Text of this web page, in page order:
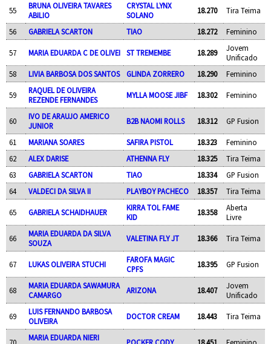
55
BRUNA OLIVEIRA TAVARES
ABILIO
CRYSTAL LYNX
SOLANO
18.270 Tira Teima
56 GABRIELA SCARTON TIAO 18.272 Feminino
57 MARIA EDUARDA C DE OLIVEI ST TREMEMBE 18.289
Jovem
Unificado
58
LIVIA BARBOSA DOS SANTOS GLINDA ZORRERO 18.290 Feminino
59
RAQUEL DE OLIVEIRA
REZENDE FERNANDES
MYLLA MOOSE JIBF 18.302 Feminino
60
IVO DE ARAUJO AMERICO
JUNIOR
B2B NAOMI ROLLS 18.312 GP Fusion
61 MARIANA SOARES SAFIRA PISTOL 18.323
Feminino
62
ALEX DARISE ATHENNA FLY 18.325
Tira Teima
63
GABRIELA SCARTON TIAO 18.334
GP Fusion
64
VALDECI DA SILVA II PLAYBOY PACHECO 18.357 Tira Teima
65 GABRIELA SCHAIDHAUER
KIRRA TOL FAME
KID
18.358
Aberta
Livre
66
MARIA EDUARDA DA SILVA
SOUZA
VALETINA FLY JT 18.366 Tira Teima
67 LUKAS OLIVEIRA STUCHI
FAROFA MAGIC
CPFS
18.395 GP Fusion
68
MARIA EDUARDA SAWAMURA
CAMARGO
ARIZONA 18.407
Jovem
Unificado
69
LUIS FERNANDO BARBOSA
OLIVEIRA
DOCTOR CREAM 18.443 Tira Teima
MARIA EDUARDA NIERI